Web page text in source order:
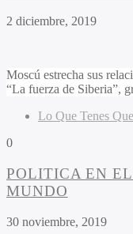
2 diciembre, 2019
Moscú estrecha sus
“La fuerza de Siberia”,
Lo Que Tenes
0
POLITICA EN
MUNDO
30 noviembre, 2019